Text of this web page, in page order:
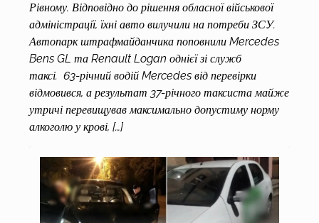
Рівному. Відповідно до рішення обласної військової
адміністрації, їхні авто вилучили на потреби ЗСУ.
Автопарк штрафмайданчика поповнили Mercedes
Bens GL та Renault Logan однієї зі служб
таксі. 63-річний водій Mercedes від перевірки
відмовився, а результат 37-річного таксиста майже
утричі перевищував максимально допустиму норму
алкоголю у крові, […]